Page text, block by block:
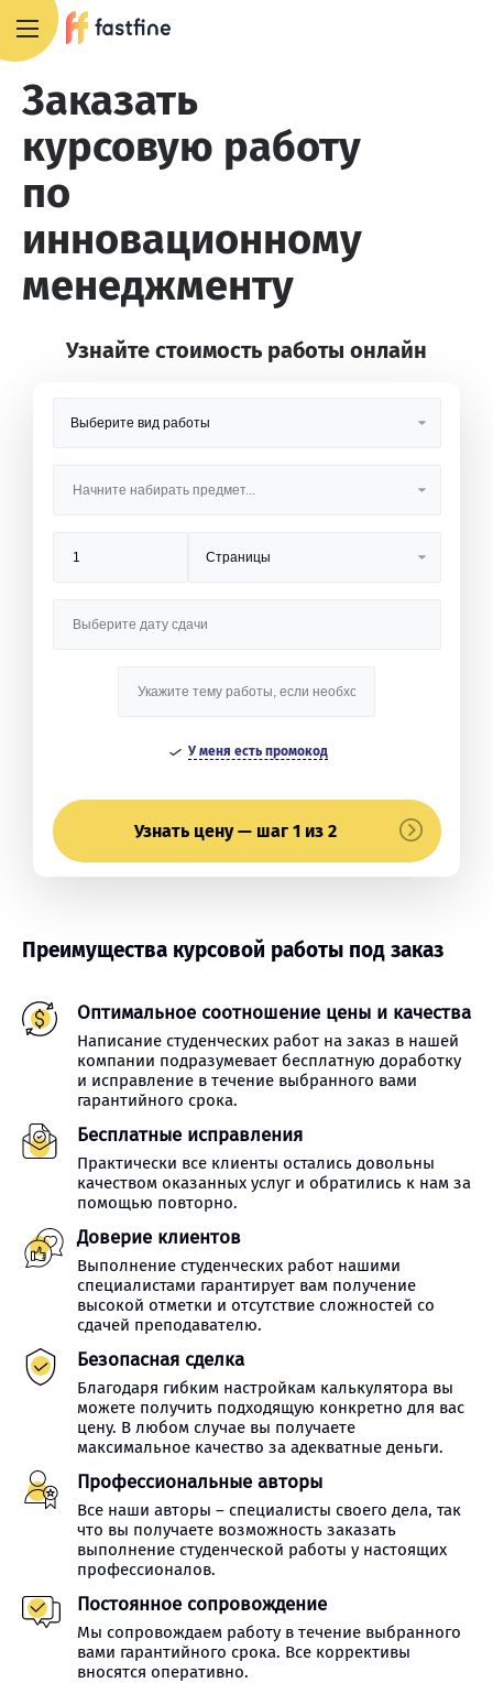
Заказать
курсовую работу
по
инновационному
менеджменту
Узнайте стоимость работы онлайн
У меня есть промокод
Узнать цену — шаг 1 из 2
Преимущества курсовой работы под заказ
Оптимальное соотношение цены и качества
Написание студенческих работ на заказ в нашей
компании подразумевает бесплатную доработку
и исправление в течение выбранного вами
гарантийного срока.
Бесплатные исправления
Практически все клиенты остались довольны
качеством оказанных услуг и обратились к нам за
помощью повторно.
Доверие клиентов
Выполнение студенческих работ нашими
специалистами гарантирует вам получение
высокой отметки и отсутствие сложностей со
сдачей преподавателю.
Безопасная сделка
Благодаря гибким настройкам калькулятора вы
можете получить подходящую конкретно для вас
цену. В любом случае вы получаете
максимальное качество за адекватные деньги.
Профессиональные авторы
Все наши авторы – специалисты своего дела, так
что вы получаете возможность заказать
выполнение студенческой работы у настоящих
профессионалов.
Постоянное сопровождение
Мы сопровождаем работу в течение выбранного
вами гарантийного срока. Все коррективы
вносятся оперативно.